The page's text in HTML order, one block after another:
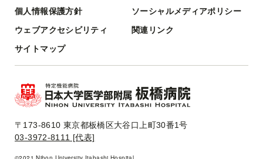
個人情報保護方針
ソーシャルメディアポリシー
ウェブアクセシビリティ
関連リンク
サイトマップ
〒173-8610 東京都板橋区大谷口上町30番1号
03-3972-8111 [代表]